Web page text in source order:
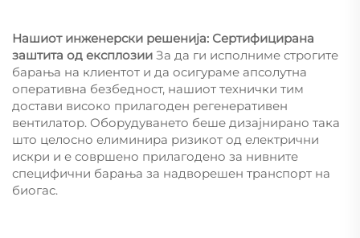
Нашиот инженерски решенија: Сертифицирана
заштита од експлозии За да ги исполниме строгите
барања на клиентот и да осигураме апсолутна
оперативна безбедност, нашиот технички тим
достави високо прилагоден регенеративен
вентилатор. Оборудуването беше дизајнирано така
што целосно елиминира ризикот од електрични
искри и е совршено прилагодено за нивните
специфични барања за надворешен транспорт на
биогас.